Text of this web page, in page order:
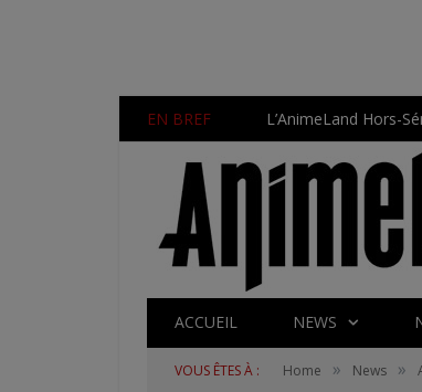
EN BREF L’AnimeLand Hors-
ACCUEIL NEWS
VOUS ÊTES À : Home » News »